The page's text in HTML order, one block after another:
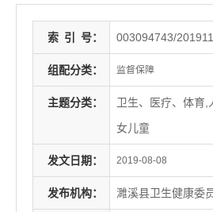
索 引 号： 003094743/
组配分类： 监督保障
主题分类：
卫生、医疗、体育,
女儿童
发文日期： 2019-08-08
发布机构： 濉溪县卫生健康委